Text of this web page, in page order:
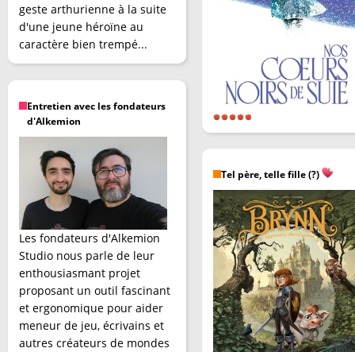
geste arthurienne à la suite
d'une jeune héroïne au
caractère bien trempé...
Entretien avec les fondateurs
d'Alkemion
Les fondateurs d'Alkemion
Studio nous parle de leur
enthousiasmant projet
proposant un outil fascinant
et ergonomique pour aider
meneur de jeu, écrivains et
autres créateurs de mondes
Tel père, telle fille (?)